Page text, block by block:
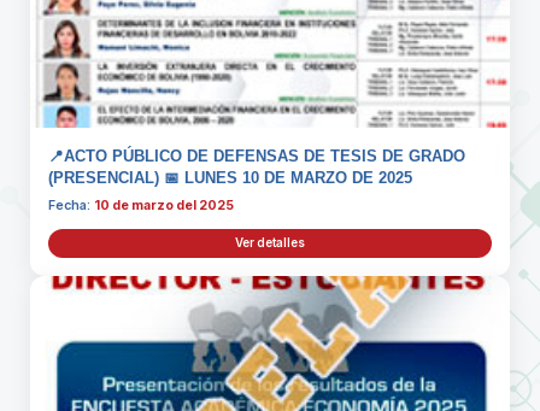
📍ACTO PÚBLICO DE DEFENSAS DE TESIS DE GRADO
(PRESENCIAL) 📅 LUNES 10 DE MARZO DE 2025
Fecha: 10 de marzo del 2025
Ver detalles